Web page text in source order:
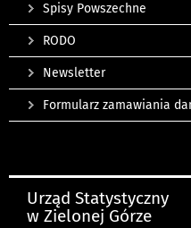
Spisy Powszechne
RODO
Newsletter
Formularz zamawiania
Urząd Statystyczny
w Zielonej Górze